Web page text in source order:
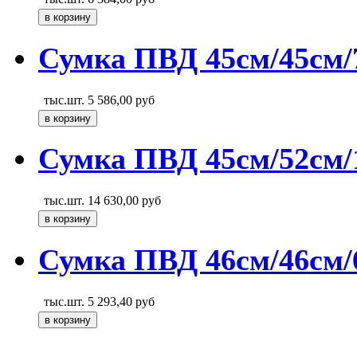
Сумка ПВД 45см/
тыс.шт. 5 586,00 руб
Сумка ПВД 45см/
тыс.шт. 14 630,00 руб
Сумка ПВД 46см/
тыс.шт. 5 293,40 руб